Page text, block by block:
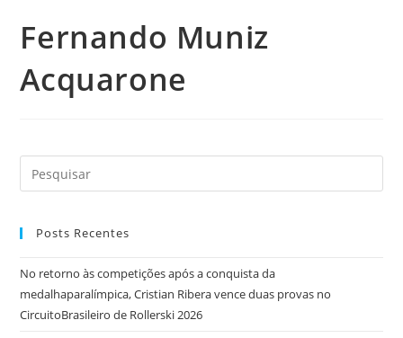
Fernando Muniz
Acquarone
Posts Recentes
No retorno às competições após a conquista da
medalhaparalímpica, Cristian Ribera vence duas provas no
CircuitoBrasileiro de Rollerski 2026